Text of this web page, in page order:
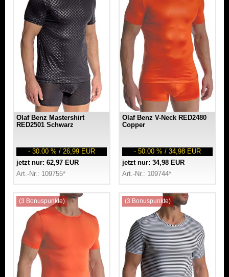
Olaf Benz Mastershirt
RED2501 Schwarz
- 30.00 % / 26,99 EUR
jetzt nur: 62,97 EUR
Art.-Nr.: 109755*
Olaf Benz V-Neck RED2480
Copper
- 50.00 % / 34,98 EUR
jetzt nur: 34,98 EUR
Art.-Nr.: 109744*
(3 Bonuspunkte) (3 Bonuspunkte)